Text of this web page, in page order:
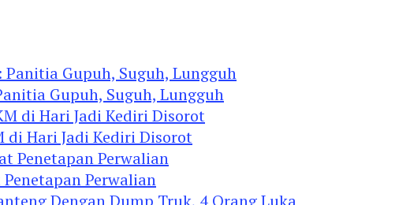
Gupuh, Suguh, Lungguh
di Hari Jadi Kediri Disorot
Perwalian